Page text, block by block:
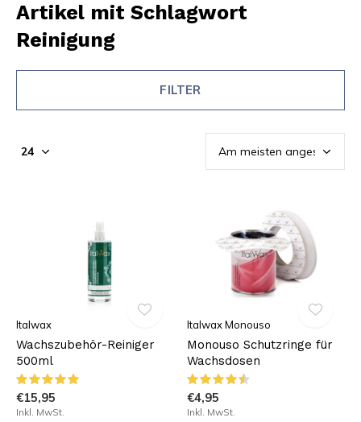
Artikel mit Schlagwort
Reinigung
FILTER
Italwax
Wachszubehör-Reiniger
500ml
€15,95
Inkl. MwSt.
Italwax Monouso
Monouso Schutzringe für
Wachsdosen
€4,95
Inkl. MwSt.